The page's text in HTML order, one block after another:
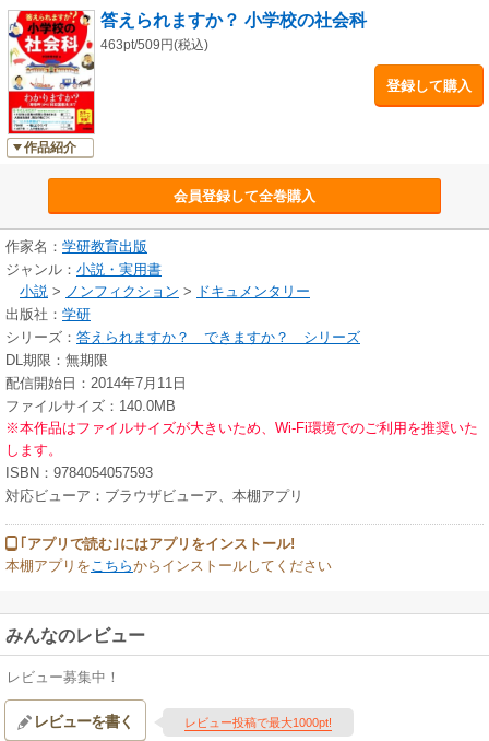
作品紹介
答えられますか？ 小学校の社会科
463pt/509円(税込)
登録して購入
会員登録して全巻購入
作家名： 学研教育出版
ジャンル： 小説・実用書
小説 > ノンフィクション > ドキュメンタリー
出版社： 学研
シリーズ： 答えられますか？ できますか？ シリーズ
DL期限：無期限
配信開始日：2014年7月11日
ファイルサイズ：140.0MB
※本作品はファイルサイズが大きいため、Wi-Fi環境でのご利用を推奨いた
します。
ISBN：9784054057593
対応ビューア：ブラウザビューア、本棚アプリ
｢アプリで読む｣にはアプリをインストール!
本棚アプリをこちらからインストールしてください
みんなのレビュー
レビュー募集中！
レビューを書く レビュー投稿で最大1000pt!